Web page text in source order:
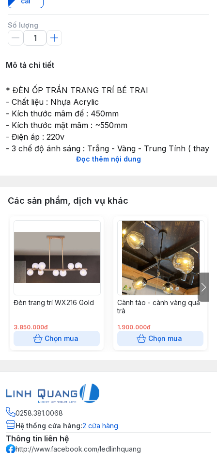
Số lượng
Mô tả chi tiết
* ĐÈN ỐP TRẦN TRANG TRÍ BÉ TRAI
- Chất liệu : Nhựa Acrylic
- Kích thước mâm đế : 450mm
- Kích thước mặt mâm : ~550mm
- Điện áp : 220v
- 3 chế độ ánh sáng : Trắng - Vàng - Trung Tính ( thay
đổi sau mỗi lần bật tắt )
* Phù hợp với nhiều không gian lắp đặt :
Đọc thêm nội dung
Các sản phẩm, dịch vụ khác
Đèn trang trí WX216 Gold
3.850.000đ
Chọn mua
Cành táo - cành vàng quả
trà
1.900.000đ
Chọn mua
0258.381.0068
Hệ thống cửa hàng:2 cửa hàng
Thông tin liên hệ
http://www.facebook.com/ledlinhquang